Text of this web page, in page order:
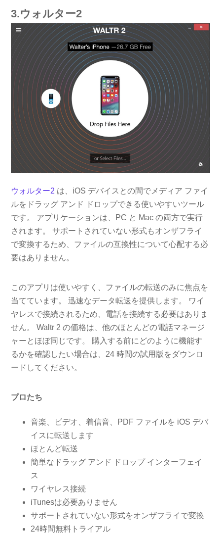
3.ウォルター2
ウォルター2 は、iOS デバイスとの間でメディア ファイ
ルをドラッグ アンド ドロップできる使いやすいツール
です。 アプリケーションは、PC と Mac の両方で実行
されます。 サポートされていない形式もオンザフライ
で変換するため、ファイルの互換性について心配する必
要はありません。
このアプリは使いやすく、ファイルの転送のみに焦点を
当てています。 迅速なデータ転送を提供します。 ワイ
ヤレスで接続されるため、電話を接続する必要はありま
せん。 Waltr 2 の価格は、他のほとんどの電話マネージ
ャーとほぼ同じです。 購入する前にどのように機能す
るかを確認したい場合は、24 時間の試用版をダウンロ
ードしてください。
プロたち
音楽、ビデオ、着信音、PDF ファイルを iOS デバ
イスに転送します
ほとんど転送
簡単なドラッグ アンド ドロップ インターフェイ
ス
ワイヤレス接続
iTunesは必要ありません
サポートされていない形式をオンザフライで変換
24時間無料トライアル